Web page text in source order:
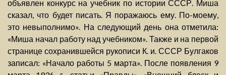
объявлен конкурс на учебник по истории СССР. Миша
сказал, что будет писать. Я поражаюсь ему. По-моему,
это невыполнимо». На следующий день она отметила:
«Миша начал работу над учебником». Также и на первой
странице сохранившейся рукописи К. и. СССР Булгаков
записал: «Начало работы 5 марта». После появления 9